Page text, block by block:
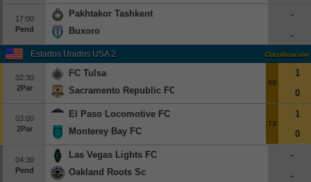
17:00
Pend
Pakhtakor Tashkent
Buxoro
-
-
Estados Unidos USA 2 Clasificación
02:30
2Par
FC Tulsa
Sacramento Republic FC
90'
1
0
03:00
2Par
El Paso Locomotive FC
Monterey Bay FC
73'
1
0
04:30
Pend
Las Vegas Lights FC
Oakland Roots Sc
-
-